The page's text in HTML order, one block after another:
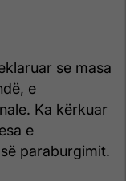
se masa
e
Ka kërkuar
e
paraburgimit.